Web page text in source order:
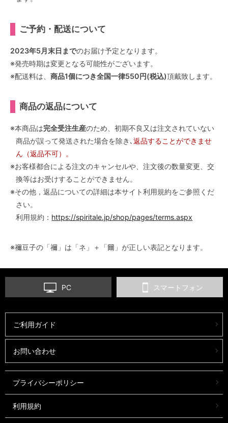
ご予約・配送について
2023年5月末日までのお届け予定となります。
※発売時期は変更となる可能性がございます。
※配送料は、 商品1個につき全国一律550円(税込)頂戴致します。
商品の返品について
※本商品は完全受注生産のため、初期不良又は注文されていない
商品が誤って発送された場合を除き､返品することができませ
ん（返品不可）。
※お客様都合による注文のキャンセルや、注文後の数量変更、交
換等はお受けすることができません。
※その他，返品についての詳細は本サイト利用規約をご参照くだ
さい。
利用規約： https://spiritale.jp/shop/pages/terms.aspx
※禰豆子の「禰」は「ネ」＋「爾」が正しい表記となります。
PC スマートフォン
ご利用ガイド
お問い合わせ
プライバシーポリシー
利用規約